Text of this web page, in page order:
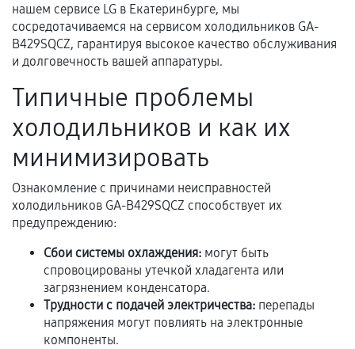
Документы для подтверждения
гарантии
Акт выполненных работ с датой, перечнем
услуг и сроком гарантии.
Документы на установленные комплектующие
Расширенная гарантия
В некоторых случаях возможно оформление
расширенной гарантии. Стоимость, сроки и
условия продления согласовываются отдельно и
фиксируются в документах.
нашем сервисе LG в Екатеринбурге, мы
сосредотачиваемся на сервисом холодильников GA-
B429SQCZ, гарантируя высокое качество обслуживания
и долговечность вашей аппаратуры.
Типичные проблемы
холодильников и как их
минимизировать
Ознакомление с причинами неисправностей
холодильников GA-B429SQCZ способствует их
предупреждению:
Сбои системы охлаждения: могут быть
спровоцированы утечкой хладагента или
загрязнением конденсатора.
Трудности с подачей электричества: перепады
напряжения могут повлиять на электронные
компоненты.